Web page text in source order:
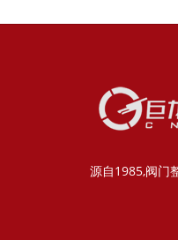
源自1985,阀门